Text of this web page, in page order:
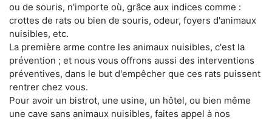
ou de souris, n'importe où, grâce aux indices comme :
crottes de rats ou bien de souris, odeur, foyers d'animaux
nuisibles, etc.
La première arme contre les animaux nuisibles, c'est la
prévention ; et nous vous offrons aussi des interventions
préventives, dans le but d'empêcher que ces rats puissent
rentrer chez vous.
Pour avoir un bistrot, une usine, un hôtel, ou bien même
une cave sans animaux nuisibles, faites appel à nos